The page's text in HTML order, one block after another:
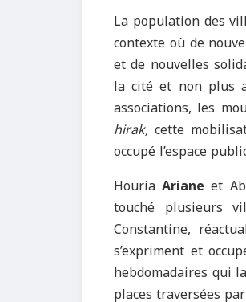
La population des
contexte où de
et de nouvelles
la cité et non plus
associations, les
hirak, cette
occupé l’espace
Houria Ariane et
touché plusieurs
Constantine,
s’expriment et
hebdomadaires qui
places traversées